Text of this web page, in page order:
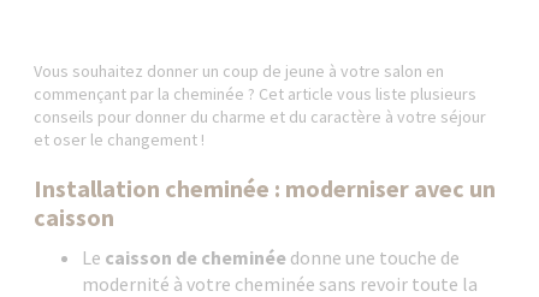
Vous souhaitez donner un coup de jeune à votre salon en
commençant par la cheminée ? Cet article vous liste plusieurs
conseils pour donner du charme et du caractère à votre séjour
et oser le changement !
Installation cheminée : moderniser avec un
caisson
Le caisson de cheminée donne une touche de
modernité à votre cheminée sans revoir toute la